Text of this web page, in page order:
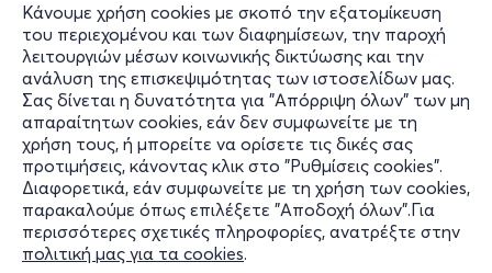
Κάνουμε χρήση cookies με σκοπό την εξατομίκευση
του περιεχομένου και των διαφημίσεων, την παροχή
λειτουργιών μέσων κοινωνικής δικτύωσης και την
ανάλυση της επισκεψιμότητας των ιστοσελίδων μας.
Σας δίνεται η δυνατότητα για "Απόρριψη όλων" των μη
απαραίτητων cookies, εάν δεν συμφωνείτε με τη
χρήση τους, ή μπορείτε να ορίσετε τις δικές σας
προτιμήσεις, κάνοντας κλικ στο "Ρυθμίσεις cookies".
Διαφορετικά, εάν συμφωνείτε με τη χρήση των cookies,
παρακαλούμε όπως επιλέξετε "Αποδοχή όλων".Για
περισσότερες σχετικές πληροφορίες, ανατρέξτε στην
πολιτική μας για τα cookies.
Πληροφορίες
Υποστήριξη
Stay Connected